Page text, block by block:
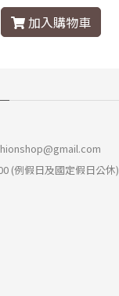
加入購物車
(例假日及國定假日公休)